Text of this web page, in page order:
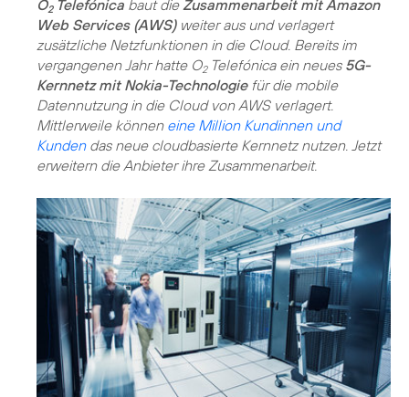
O2Telefónica baut die Zusammenarbeit mit Amazon
Web Services (AWS)weiter aus und verlagert
zusätzliche Netzfunktionen in die Cloud. Bereits im
vergangenen Jahr hatte O2Telefónica ein neues 5G-
Kernnetz mit Nokia-Technologiefür die mobile
Datennutzung in die Cloud von AWS verlagert.
Mittlerweile können eine Million Kundinnen und
Kundendas neue cloudbasierte Kernnetz nutzen. Jetzt
erweitern die Anbieter ihre Zusammenarbeit.